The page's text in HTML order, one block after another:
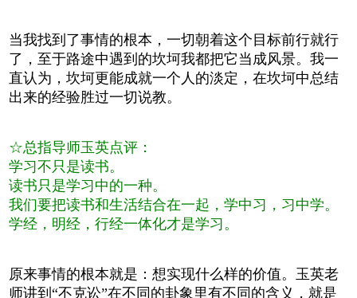
当我找到了事情的根本，一切朝着这个目标前行就行
了，至于路途中遇到的坎坷我都把它当成风景。我一
直认为，坎坷更能成就一个人的淡定，在坎坷中总结
出来的经验胜过一切说教。
☆总指导师玉英点评：
学习不只是读书。
读书只是学习中的一种。
我们要把读书和生活结合在一起，学中习，习中学。
学经，明经，行经一体化才是学习。
原来事情的根本就是：想实现什么样的价值。玉英老
师讲到“不克讼”在不同的卦象里有不同的含义，就是